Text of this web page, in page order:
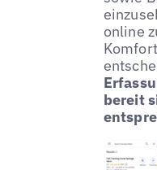
online
bereit